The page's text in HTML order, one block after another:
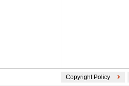
Copyright Policy